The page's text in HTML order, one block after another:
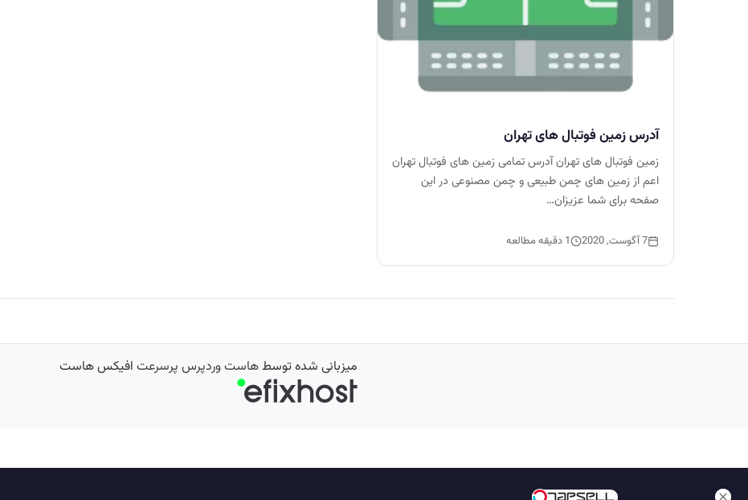
آدرس زمین فوتبال های تهران
زمین فوتبال های تهران آدرس تمامی زمین های فوتبال تهران
اعم از زمین های چمن طبیعی و چمن مصنوعی در این
صفحه برای شما عزیزان…
7 آگوست, 2020 1 دقیقه مطالعه
میزبانی شده توسطهاست وردپرس پرسرعت افیکس هاست